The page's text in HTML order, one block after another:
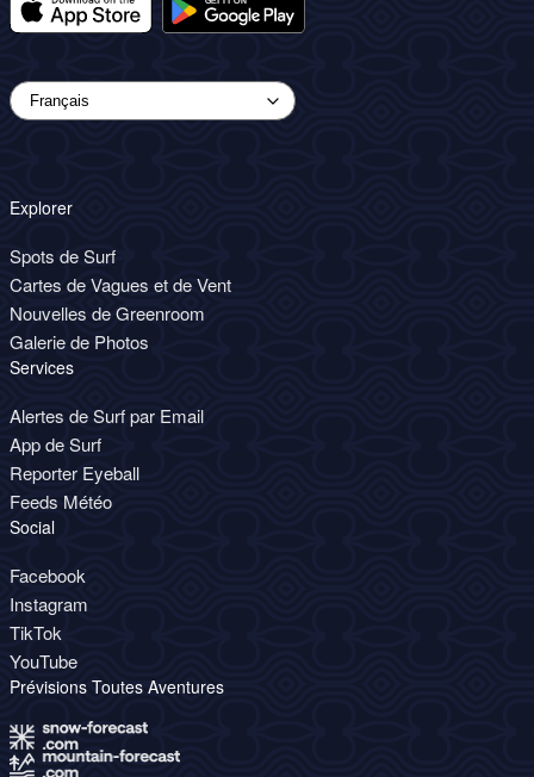
Explorer
Spots de Surf
Cartes de Vagues et de Vent
Nouvelles de Greenroom
Galerie de Photos
Services
Alertes de Surf par Email
App de Surf
Reporter Eyeball
Feeds Météo
Social
Facebook
Instagram
TikTok
YouTube
Prévisions Toutes Aventures